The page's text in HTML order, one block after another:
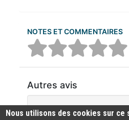
NOTES ET COMMENTAIRES
Autres avis
Aucun commentaire
Nous utilisons des cookies sur